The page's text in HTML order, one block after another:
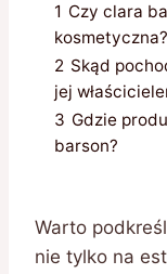
1 Czy clara
kosmetyczna?
2 Skąd
jej
3 Gdzie
barson?
Warto
nie tylko na